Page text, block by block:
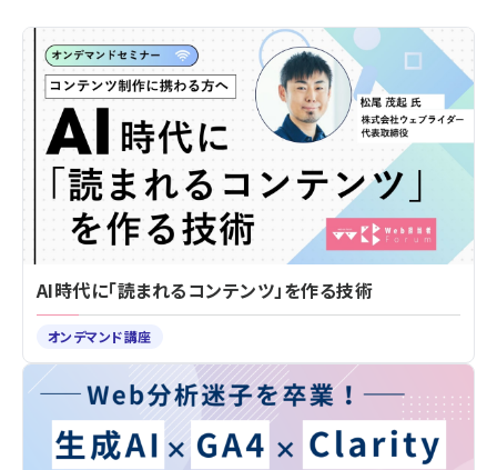
AI時代に「読まれるコンテンツ」を作る技術
オンデマンド講座